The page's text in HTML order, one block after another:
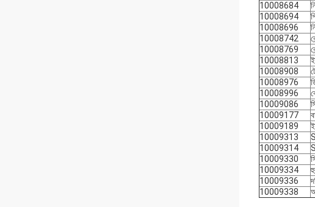
10008684
10008694
10008696
10008742
10008769
10008813
10008908
10008976
10008996
10009086
10009177
10009189
10009313
10009314
10009330
10009334
10009336
10009338